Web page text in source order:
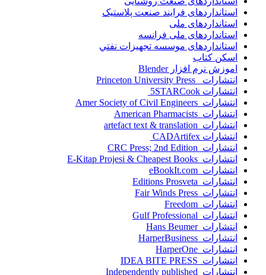
استانداردهای فرايند صنعت پلاستيک
استانداردهای ملی
استانداردهای ملی فرانسه
استانداردهای موسسه تجهيزات نفتي
اسکن کتاب
اموزش نرم افزار Blender
انتشارات Princeton University Press
انتشارات ‎ 5STARCook
انتشارات Amer Society of Civil Engineers
انتشارات American Pharmacists
انتشارات artefact text & translation
انتشارات ‎ CADArtifex
انتشارات CRC Press; 2nd Edition
انتشارات E-Kitap Projesi & Cheapest Books
انتشارات eBookIt.com
انتشارات Editions Prosveta
انتشارات Fair Winds Press
انتشارات Freedom
انتشارات Gulf Professional
انتشارات Hans Beumer
انتشارات HarperBusiness
انتشارات HarperOne
انتشارات IDEA BITE PRESS
انتشارات Independently published